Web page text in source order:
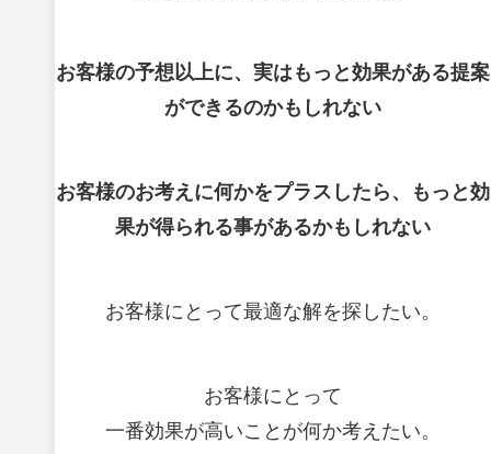
お客様の予想以上に、実はもっと効果がある提案
ができるのかもしれない
お客様のお考えに何かをプラスしたら、もっと効
果が得られる事があるかもしれない
お客様にとって最適な解を探したい。
お客様にとって
一番効果が高いことが何か考えたい。